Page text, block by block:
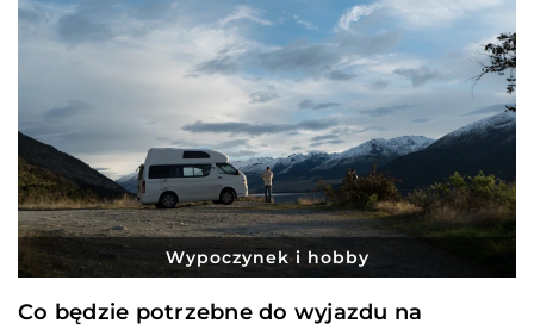
Wypoczynek i hobby
Co będzie potrzebne do wyjazdu na